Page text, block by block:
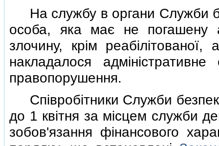
На службу в органи Служби
особа, яка має не погашену
злочину, крiм реабiлiтованої,
накладалося
правопорушення.
Спiвробiтники Служби
до 1 квiтня за мiсцем служби
зобов'язання фiнансового